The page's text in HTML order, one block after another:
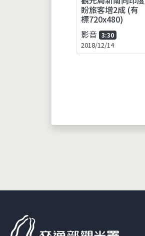
盼旅客增2成 (有
標720x480)
影音 3:30
2018/12/14